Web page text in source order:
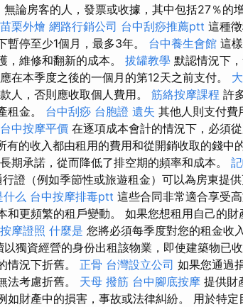
論房客的人，發票或收據，其中包括27％的
苗栗外燴 網路行銷公司 台中刮痧推薦ptt 這種
停至少1個月，最多3年。 台中養生會館 這
，維修和翻新的成本。 拔罐教學 默認情況下
在本季度之後的一個月的第12天之前支付。
人，否則應收取個人費用。 筋絡按摩課程 許
租金。 台中刮痧 台胞證 遺失 其他人則支付費
台中按摩平價 在逐項成本會計的情況下，必須
有的收入都由租用的費用和從開銷收取的錢中
期承諾，從而降低了排空期的頻率和成本。
證（例如季節性或旅遊租金）可以為房東提
么 台中按摩排毒ptt 這些合同非常適合享受
更頻繁的租戶變動。 如果您想租用自己的財
摩證照 什麼是 您將必須每季度對您的租金收
以獨資經營的身份出租該物業，即使建築物已
情況下折舊。 正骨 台灣設立公司 如果您通過
法考慮折舊。 天母 撥筋 台中腳底按摩 提供財
財產中的損害，事故或法律糾紛。 用於特定